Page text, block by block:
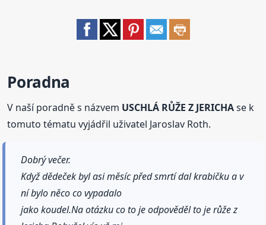
Poradna
V naší poradně s názvem USCHLÁ RŮŽE Z JERICHAse k
tomuto tématu vyjádřil uživatel Jaroslav Roth.
Dobrý večer.
Když dědeček byl asi měsíc před smrtí dal krabičku a v
ní bylo něco co vypadalo
jako koudel.Na otázku co to je odpověděl to je růže z